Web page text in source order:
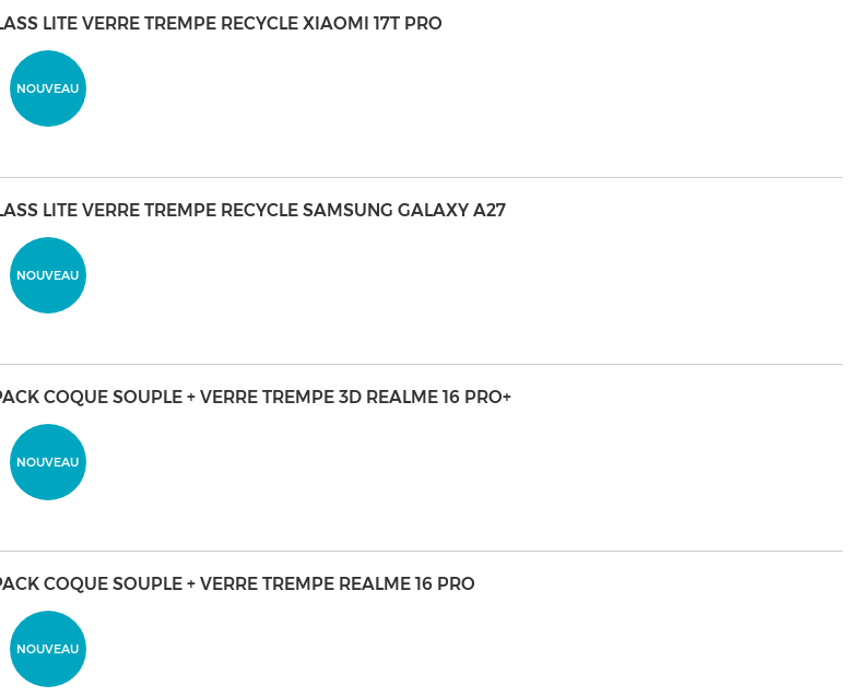
LITE VERRE TREMPE RECYCLE XIAOMI 17T PRO
NOUVEAU
LITE VERRE TREMPE RECYCLE SAMSUNG GALAXY A27
NOUVEAU
COQUE SOUPLE + VERRE TREMPE 3D REALME 16 PRO+
NOUVEAU
COQUE SOUPLE + VERRE TREMPE REALME 16 PRO
NOUVEAU